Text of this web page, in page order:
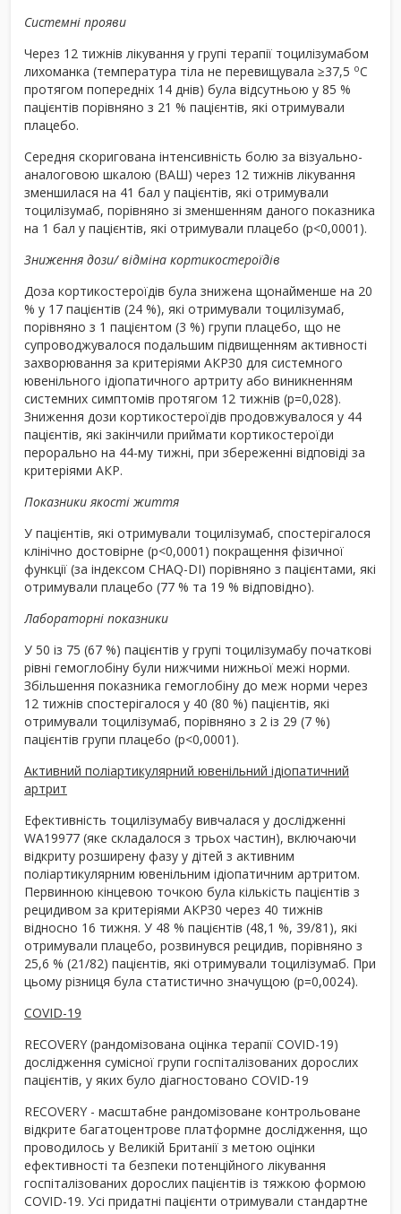
Системні прояви
Через 12 тижнів лікування у групі терапії тоцилізумабом
лихоманка (температура тіла не перевищувала ≥37,5 оС
протягом попередніх 14 днів) була відсутньою у 85 %
пацієнтів порівняно з 21 % пацієнтів, які отримували
плацебо.
Середня скоригована інтенсивність болю за візуально-
аналоговою шкалою (ВАШ) через 12 тижнів лікування
зменшилася на 41 бал у пацієнтів, які отримували
тоцилізумаб, порівняно зі зменшенням даного показника
на 1 бал у пацієнтів, які отримували плацебо (р<0,0001).
Зниження дози/ відміна кортикостероїдів
Доза кортикостероїдів була знижена щонайменше на 20
% у 17 пацієнтів (24 %), які отримували тоцилізумаб,
порівняно з 1 пацієнтом (3 %) групи плацебо, що не
супроводжувалося подальшим підвищенням активності
захворювання за критеріями АКРЗ0 для системного
ювенільного ідіопатичного артриту або виникненням
системних симптомів протягом 12 тижнів (р=0,028).
Зниження дози кортикостероїдів продовжувалося у 44
пацієнтів, які закінчили приймати кортикостероїди
перорально на 44-му тижні, при збереженні відповіді за
критеріями АКР.
Показники якості життя
У пацієнтів, які отримували тоцилізумаб, спостерігалося
клінічно достовірне (р<0,0001) покращення фізичної
функції (за індексом CHAQ-DI) порівняно з пацієнтами, які
отримували плацебо (77 % та 19 % відповідно).
Лабораторні показники
У 50 із 75 (67 %) пацієнтів у групі тоцилізумабу початкові
рівні гемоглобіну були нижчими нижньої межі норми.
Збільшення показника гемоглобіну до меж норми через
12 тижнів спостерігалося у 40 (80 %) пацієнтів, які
отримували тоцилізумаб, порівняно з 2 із 29 (7 %)
пацієнтів групи плацебо (р<0,0001).
Активний поліартикулярний ювенільний ідіопатичний
артрит
Ефективність тоцилізумабу вивчалася у дослідженні
WA19977 (яке складалося з трьох частин), включаючи
відкриту розширену фазу у дітей з активним
поліартикулярним ювенільним ідіопатичним артритом.
Первинною кінцевою точкою була кількість пацієнтів з
рецидивом за критеріями АКРЗ0 через 40 тижнів
відносно 16 тижня. У 48 % пацієнтів (48,1 %, 39/81), які
отримували плацебо, розвинувся рецидив, порівняно з
25,6 % (21/82) пацієнтів, які отримували тоцилізумаб. При
цьому різниця була статистично значущою (р=0,0024).
COVID-19
RECOVERY (рандомізована оцінка терапії COVID-19)
дослідження сумісної групи госпіталізованих дорослих
пацієнтів, у яких було діагностовано COVID-19
RECOVERY - масштабне рандомізоване контрольоване
відкрите багатоцентрове платформне дослідження, що
проводилось у Великій Британії з метою оцінки
ефективності та безпеки потенційного лікування
госпіталізованих дорослих пацієнтів із тяжкою формою
COVID-19. Усі придатні пацієнти отримували стандартне